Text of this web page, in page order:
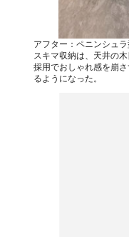
アフター：ペニンシュ
スキマ収納は、天井の
採用でおしゃれ感を崩
るようになった。